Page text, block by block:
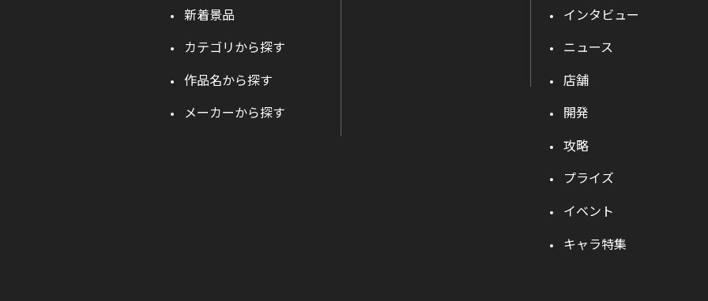
新着景品
カテゴリから探す
作品名から探す
メーカーから探す
インタビュー
ニュース
店舗
開発
攻略
プライズ
イベント
キャラ特集